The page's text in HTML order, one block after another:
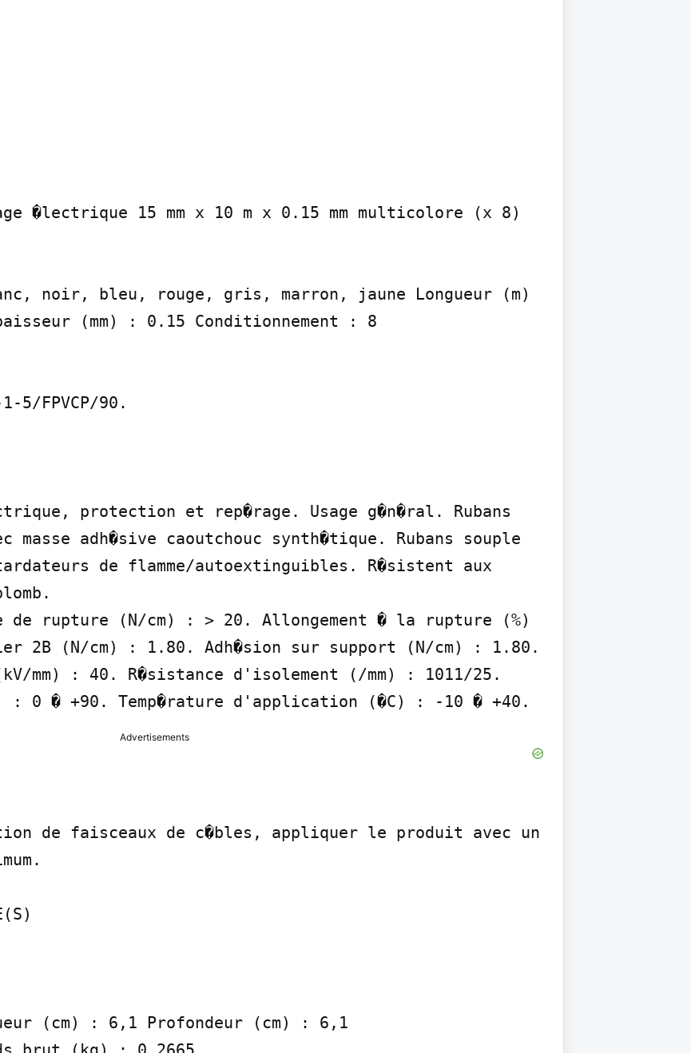
�lectrique 15 mm x 10 m x 0.15 mm multicolore (x 8)
noir, bleu, rouge, gris, marron, jaune Longueur (m)
(mm) : 0.15 Conditionnement : 8
5/FPVCP/90.
protection et rep�rage. Usage g�n�ral. Rubans
adh�sive caoutchouc synth�tique. Rubans souple
de flamme/autoextinguibles. R�sistent aux
de rupture (N/cm) : > 20. Allongement � la rupture (%)
2B (N/cm) : 1.80. Adh�sion sur support (N/cm) : 1.80.
mm) : 40. R�sistance d'isolement (/mm) : 1011/25.
: 0 � +90. Temp�rature d'application (�C) : -10 � +40.
Advertisements
de faisceaux de c�bles, appliquer le produit avec un
(cm) : 6,1 Profondeur (cm) : 6,1